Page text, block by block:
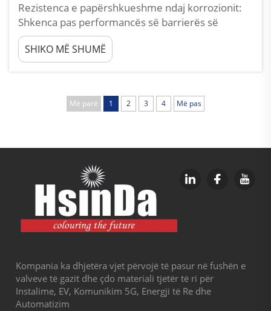
Rezistenca e papërshkueshme ndaj korrozionit:
Shkenca pas performancës së barrierës së
mbulimit me pluhur epoksid: Si matrica e
epoksidit të lidhur kryq bllokon elektrolitet dhe
kloridet Mbulimi me pluhur epoksid arrin
përmes një matrice epokside të lidhur ngushtë
SHIKO MË SHUMË
Më parë 1 2 3 4 Më pas
Kompania ka dhjetëra vjet përvojë të pasur në fushën e
valveve të gazit dhe çdo materiali tjetër të ri për
Instalime, EV, Komunikim 5G, Energji të Re dhe
Automatizim